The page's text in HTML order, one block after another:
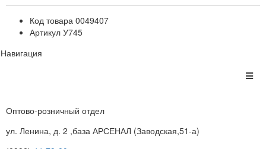
Код товара 0049407
Артикул У745
Навигация
Оптово-розничный отдел
ул. Ленина, д. 2 ,база АРСЕНАЛ (Заводская,51-а)